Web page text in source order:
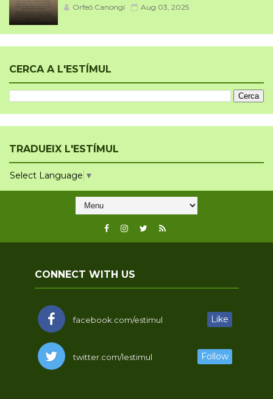
Orfeó Canongí Aug 03, 2025
CERCA A L'ESTÍMUL
TRADUEIX L'ESTÍMUL
Select Language ▼
CONNECT WITH US
facebook.com/estimul Like
twitter.com/lestimul Follow